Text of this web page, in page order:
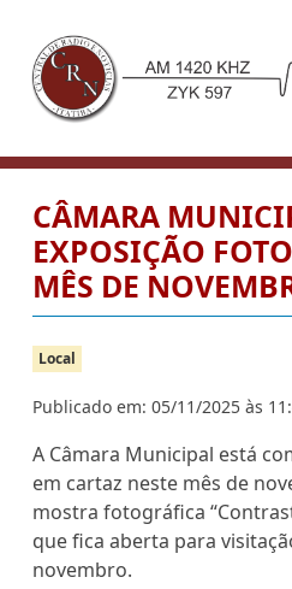
CÂMARA
EXPOSIÇÃO
MÊS DE
Local
Publicado em: 05/11/2025 às
A Câmara Municipal está
em cartaz neste mês de
mostra fotográfica
que fica aberta para
novembro.